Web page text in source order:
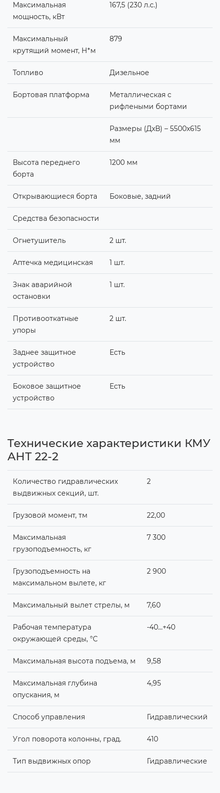
Максимальная
мощность, кВт
167,5 (230 л.с.)
Максимальный
крутящий момент, Н*м
879
Топливо Дизельное
Бортовая платформа
Металлическая с
рифлеными бортами
Размеры (ДхВ) – 5500х615
мм
Высота переднего
борта
1200 мм
Открывающиеся борта Боковые, задний
Средства безопасности
Огнетушитель 2 шт.
Аптечка медицинская 1 шт.
Знак аварийной
остановки
1 шт.
Противооткатные
упоры
2 шт.
Заднее защитное
устройство
Есть
Боковое защитное
устройство
Есть
Технические характеристики КМУ
АНТ 22-2
Количество гидравлических
выдвижных секций, шт.
2
Грузовой момент, тм 22,00
Максимальная
грузоподъемность, кг
7 300
Грузоподъемность на
максимальном вылете, кг
2 900
Максимальный вылет стрелы, м 7,60
Рабочая температура
окружающей среды, °C
-40…+40
Максимальная высота подъема, м 9,58
Максимальная глубина
опускания, м
4,95
Способ управления Гидравлический
Угол поворота колонны, град. 410
Тип выдвижных опор Гидравлические